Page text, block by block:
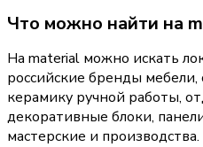
Что можно найти на
На material можно искать
российские бренды мебели,
керамику ручной работы,
декоративные блоки,
мастерские и производства.